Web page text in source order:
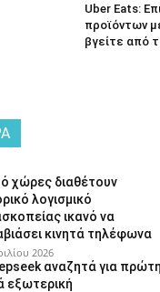
Uber Eats:
προϊόντων
βγείτε από
χώρες διαθέτουν
λογισμικό
ικανό να
κινητά τηλέφωνα
2026
αναζητά για πρώτη
εξωτερική